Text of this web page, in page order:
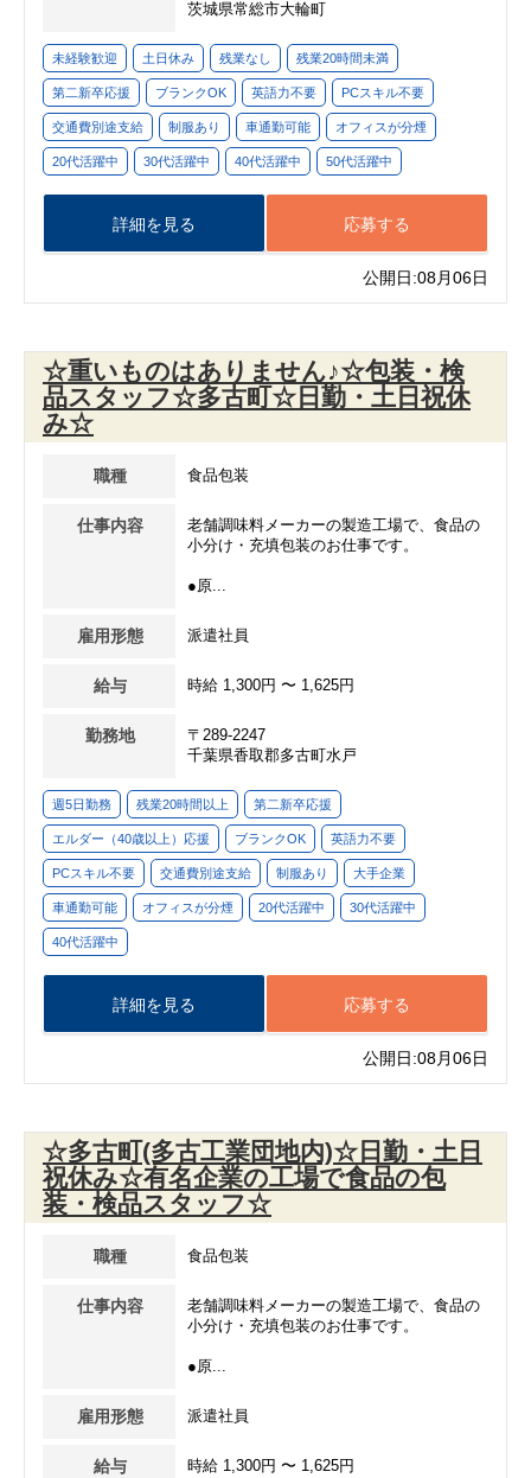
茨城県常総市大輪町
未経験歓迎 土日休み 残業なし 残業20時間未満
第二新卒応援 ブランクOK 英語力不要 PCスキル不要
交通費別途支給 制服あり 車通勤可能 オフィスが分煙
20代活躍中 30代活躍中 40代活躍中 50代活躍中
応募する
詳細を見る
公開日:08月06日
☆重いものはありません♪☆包装・検
品スタッフ☆多古町☆日勤・土日祝休
み☆
職種 食品包装
仕事内容
老舗調味料メーカーの製造工場で、食品の
小分け・充填包装のお仕事です。
●原...
雇用形態 派遣社員
給与 時給 1,300円 〜 1,625円
勤務地
〒289-2247
千葉県香取郡多古町水戸
週5日勤務 残業20時間以上 第二新卒応援
エルダー（40歳以上）応援 ブランクOK 英語力不要
PCスキル不要 交通費別途支給 制服あり 大手企業
車通勤可能 オフィスが分煙 20代活躍中 30代活躍中
40代活躍中
応募する
詳細を見る
公開日:08月06日
☆多古町(多古工業団地内)☆日勤・土日
祝休み☆有名企業の工場で食品の包
装・検品スタッフ☆
職種 食品包装
仕事内容
老舗調味料メーカーの製造工場で、食品の
小分け・充填包装のお仕事です。
●原...
雇用形態 派遣社員
給与 時給 1,300円 〜 1,625円